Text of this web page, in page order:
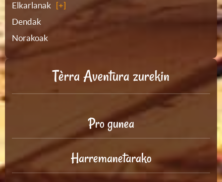
Elkarlanak
Dendak
Norakoak
Tèrra Aventura zurekin
Pro gunea
Harremanetarako